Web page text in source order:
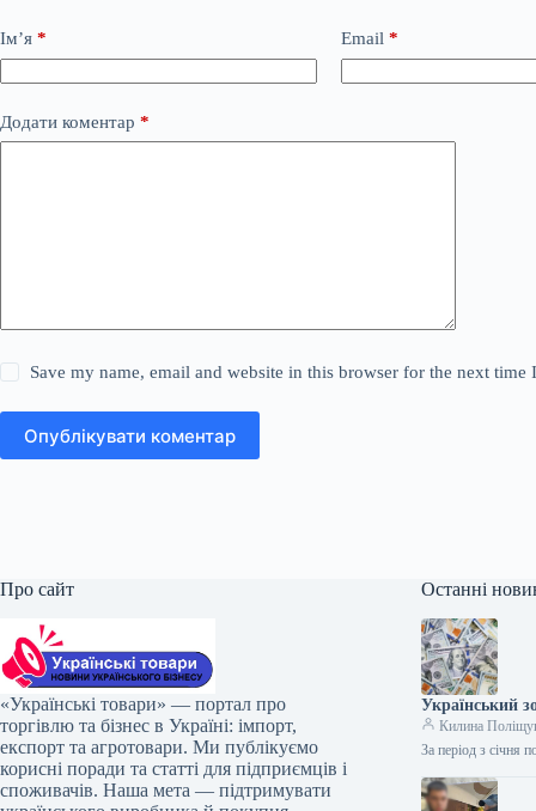
Ім’я * Email *
Додати коментар *
Save my name, email and website in this browser for the next time
Опублікувати коментар
Про сайт
«Українські товари» — портал про
торгівлю та бізнес в Україні: імпорт,
експорт та агротовари. Ми публікуємо
корисні поради та статті для підприємців і
споживачів. Наша мета — підтримувати
Останні
Український
Килина
За період з січня